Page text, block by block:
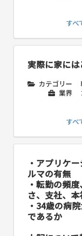
すべ
実際に家に
カテゴリー
業界
すべ
・アプリケ
ルマの有無
・転勤の頻
さ、支社、
・34歳の病
であるか